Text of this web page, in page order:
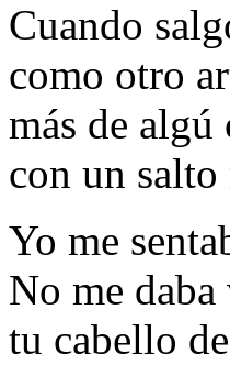
Cuando
como otro
más de
con un
Yo me
No me
tu cabello